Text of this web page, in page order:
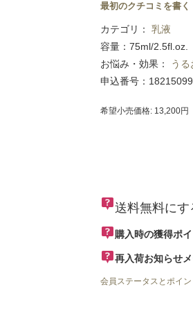
最初のクチコミを書く
カテゴリ：
乳液
容量：75ml/2.5fl.oz.
お悩み・効果：
うる
申込番号：18215099
希望小売価格: 13,200円
送料無料にす
購入時の獲得ポ
再入荷お知らせ
会員ステータスとポイ